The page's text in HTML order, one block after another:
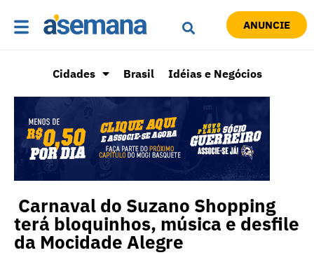
ANUNCIE
Cidades Brasil Idéias e Negócios
Carnaval do Suzano Shopping
terá bloquinhos, música e desfile
da Mocidade Alegre